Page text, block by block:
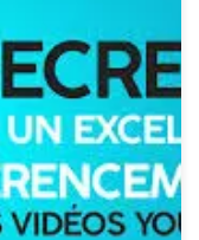
la Visibilité de Vos
élément essentiel
atteindre un public
recherche le plus
inestimable pour